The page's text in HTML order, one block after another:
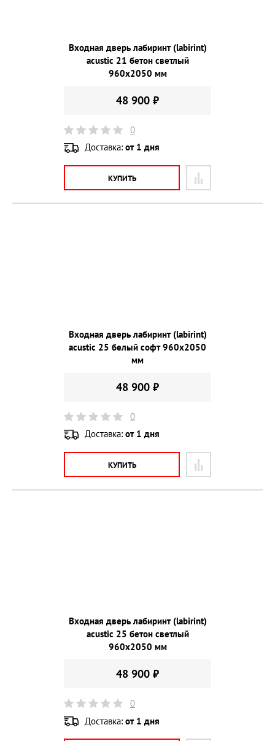
Входная дверь лабиринт (labirint)
acustic 21 бетон светлый
960х2050 мм
48 900 ₽
0
Доставка: от 1 дня
КУПИТЬ
Входная дверь лабиринт (labirint)
acustic 25 белый софт 960х2050
мм
48 900 ₽
0
Доставка: от 1 дня
КУПИТЬ
Входная дверь лабиринт (labirint)
acustic 25 бетон светлый
960х2050 мм
48 900 ₽
0
Доставка: от 1 дня